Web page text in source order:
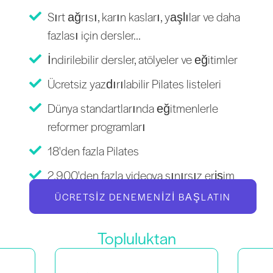
Sırt ağrısı, karın kasları, yaşlılar ve daha
fazlası için dersler...
İndirilebilir dersler, atölyeler ve eğitimler
Ücretsiz yazdırılabilir Pilates listeleri
Dünya standartlarında eğitmenlerle
reformer programları
18'den fazla Pilates
2.900'den fazla videoya sınırsız erişim
ÜCRETSIZ DENEMENIZI BAŞLATIN
Topluluktan